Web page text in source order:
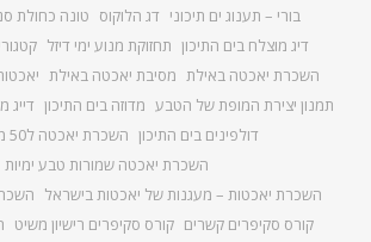
בורי – תענוג ים תיכוני דג הלוקוס טונה כחולת
דיג מוצלח בים התיכון תחזוקת מנוע ימי דיזל
השכרת יאכטה באילת מסיבת יאכטה באילת
תמנון יצירת המופת של הטבע מדוזה בים התיכון
דולפינים בים התיכון השכרת יאכטה ל50 מפליגים
השכרת יאכטה שמורות טבע ימיות
השכרת יאכטות – מעגנות של יאכטות בישראל
קורס סקיפרים קשרים קורס סקיפרים רישיון משיט